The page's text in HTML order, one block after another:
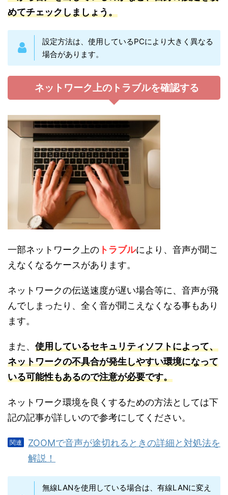
めてチェックしましょう。
設定方法は、使用しているPCにより大きく異なる
場合があります。
ネットワーク上のトラブルを確認する
一部ネットワーク上の トラブルにより、音声が聞こ
えなくなるケースがあります。
ネットワークの伝送速度が遅い場合等に、音声が飛
んでしまったり、全く音が聞こえなくなる事もあり
ます。
また、 使用しているセキュリティソフトによって、
ネットワークの不具合が発生しやすい環境になって
いる可能性もあるので注意が必要です。
ネットワーク環境を良くするための方法としては下
記の記事が詳しいので参考にしてください。
ZOOMで音声が途切れるときの詳細と対処法を
解説！
無線LANを使用している場合は、有線LANに変え